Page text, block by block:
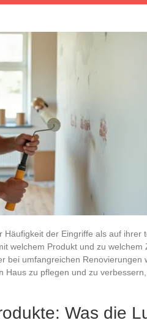
der Eingriffe als auf ihrer
welchem Produkt und zu welchem
bei umfangreichen Renovierungen
Haus zu pflegen und zu
Was die